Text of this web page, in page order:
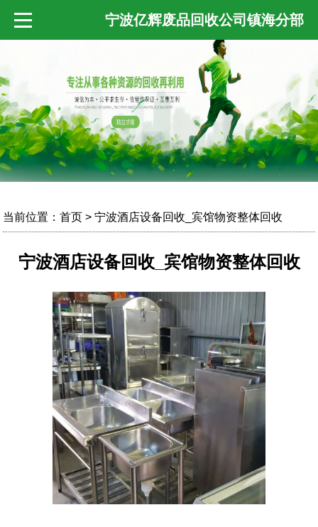
宁波亿辉废品回收公司镇海分部
当前位置：首页 > 宁波酒店设备回收_宾馆物资整体回收
宁波酒店设备回收_宾馆物资整体回收